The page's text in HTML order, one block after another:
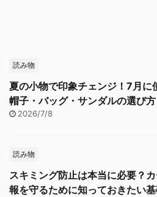
読み物
夏の小物で印象チェンジ！7月に
帽子・バッグ・サンダルの選び方
2026/7/8
読み物
スキミング防止は本当に必要？
報を守るために知っておきたい